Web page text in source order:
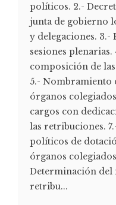
políticos. 2.-
junta de gobierno
y delegaciones. 3.-
sesiones
composición de
5.- Nombramiento
órganos
cargos con
las retribuciones.
políticos de
órganos
Determinación del
retribu...